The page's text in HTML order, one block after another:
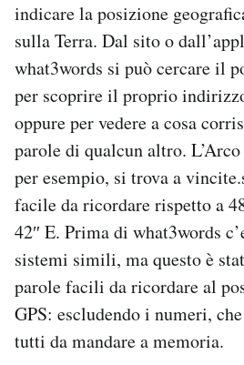
indicare la posizione
sulla Terra. Dal sito o
what3words si può cercare il
per scoprire il proprio
oppure per vedere a cosa
parole di qualcun altro.
per esempio, si trova a
facile da ricordare rispetto a
42″ E. Prima di what3words
sistemi simili, ma questo è
parole facili da ricordare al
GPS: escludendo i numeri,
tutti da mandare a memoria.